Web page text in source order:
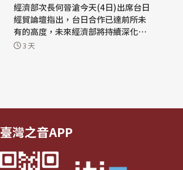
經濟部次長何晉滄今天(4日)出席台日
經貿論壇指出，台日合作已達前所未
有的高度，未來經濟部將持續深化與
日本等理念相近國家在產業各方面的
3 天
臺灣之音APP